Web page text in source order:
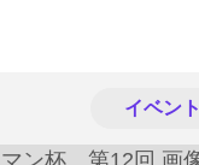
イベント